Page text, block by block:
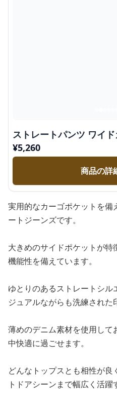
ストレートパンツ ワイ
¥5,260
商品の詳
実用的なカーゴポケットを備
ートジーンズです。
大きめのサイドポケットが
機能性を備えています。
ゆとりのあるストレートシ
ジュアルながらも洗練された
薄めのデニム素材を使用して
中快適に過ごせます。
どんなトップスとも相性が
トドアシーンまで幅広く活躍